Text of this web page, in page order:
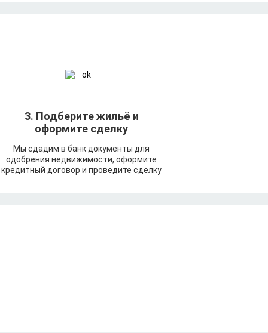
3. Подберите жильё и
оформите сделку
Мы сдадим в банк документы для
одобрения недвижимости, оформите
кредитный договор и проведите сделку